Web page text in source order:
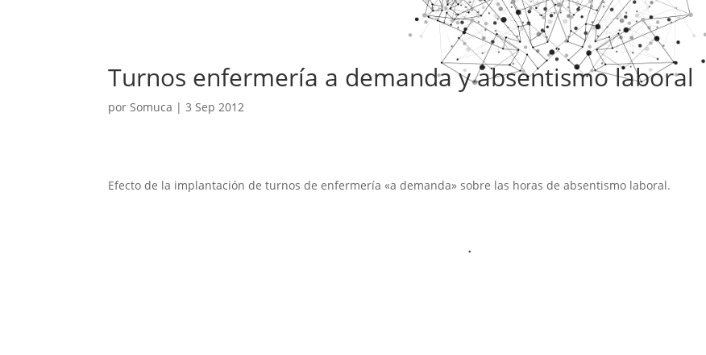
Turnos enfermería a demanda y absentismo laboral
por Somuca |3 Sep 2012
Efecto de la implantación de turnos de enfermería «a demanda» sobre las horas de absentismo laboral.